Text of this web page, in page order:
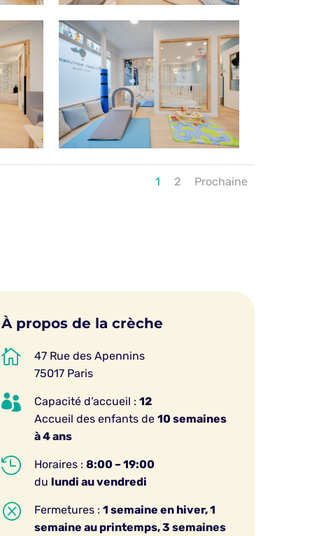
1 2 Prochaine
À propos de la crèche

47 Rue des Apennins
75017 Paris
 Capacité d’accueil : 12
Accueil des enfants de 10 semaines
à 4 ans
 Horaires : 8:00 – 19:00
du lundi au vendredi
Q Fermetures : 1 semaine en hiver, 1
semaine au printemps, 3 semaines